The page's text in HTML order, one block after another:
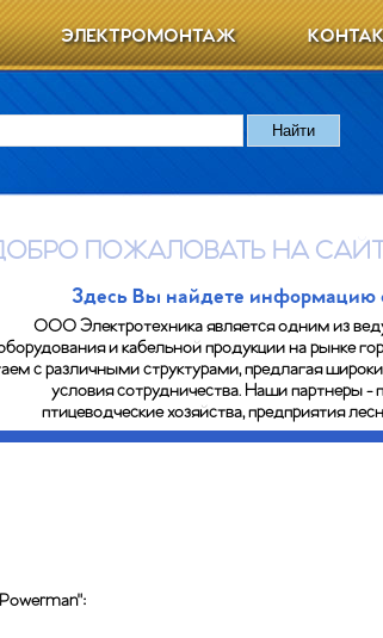
ЭЛЕКТРОМОНТАЖ
ПОЖАЛОВАТЬ НА
Здесь Вы найдете информацию
ООО Электротехника является одним из
и кабельной продукции на рынке
с различными структурами, предлагая
условия сотрудничества. Наши партнеры -
птицеводческие хозяйства, предприятия